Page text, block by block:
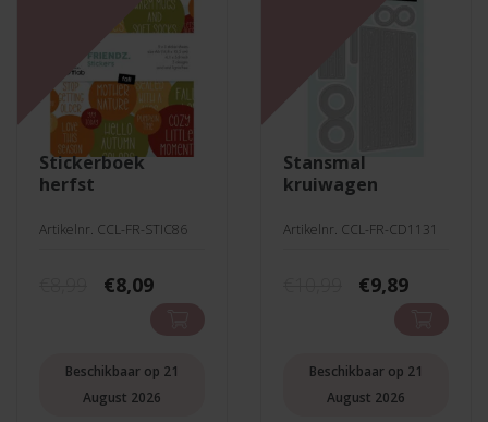
stickerboek
herfst
Artikelnr. CCL-FR-STIC86
Oorspronkelijke
€8,99.
€8,09Huidige
prijs
is:
€8,09.
Beschikbaar op 21
August 2026
stansmal
kruiwagen
Artikelnr. CCL-FR-CD1131
prijs
was:
€10,99.
€9,89Huidige
prijs
is:
€9,89.
Beschikbaar op 21
August 2026